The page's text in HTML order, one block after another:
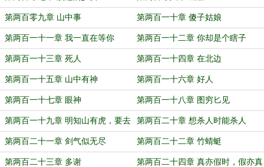
第两百零九章 山中事 第两百一十章 傻子姑娘
第两百一十一章 我一直在等你 第两百一十二章 你却是个瞎子
第两百一十三章 死人 第两百一十四章 在北边
第两百一十五章 山中有神 第两百一十六章 好人
第两百一十七章 眼神 第两百一十八章 图穷匕见
第两百一十九章 明知山有虎，要去
明知山
第两百二十章 想杀人时能杀人
第两百二十一章 剑气似无尽 第两百二十二章 竹蜻蜓
第两百二十三章 多谢 第两百二十四章 真亦假时，假亦真